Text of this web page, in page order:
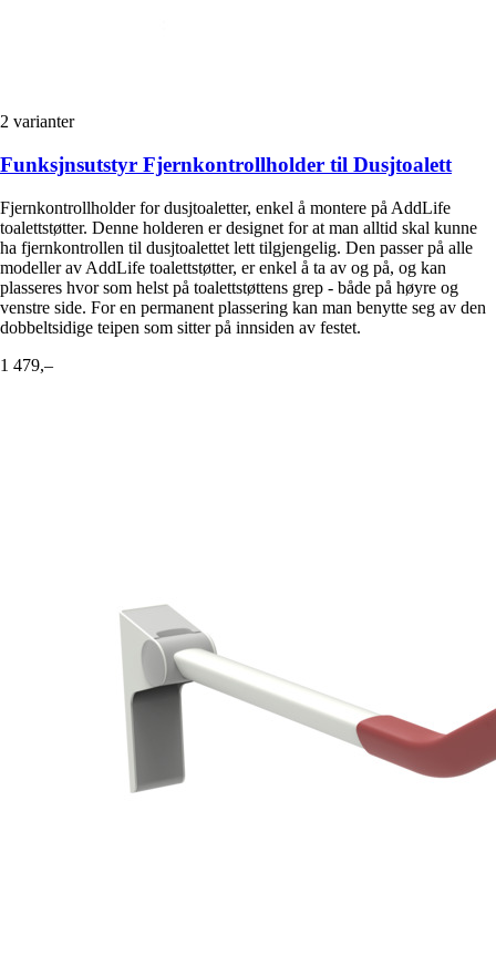
2 varianter
Funksjnsutstyr Fjernkontrollholder til Dusjtoalett
Fjernkontrollholder for dusjtoaletter, enkel å montere på AddLife
toalettstøtter. Denne holderen er designet for at man alltid skal kunne
ha fjernkontrollen til dusjtoalettet lett tilgjengelig. Den passer på alle
modeller av AddLife toalettstøtter, er enkel å ta av og på, og kan
plasseres hvor som helst på toalettstøttens grep - både på høyre og
venstre side. For en permanent plassering kan man benytte seg av den
dobbeltsidige teipen som sitter på innsiden av festet.
1 479,–